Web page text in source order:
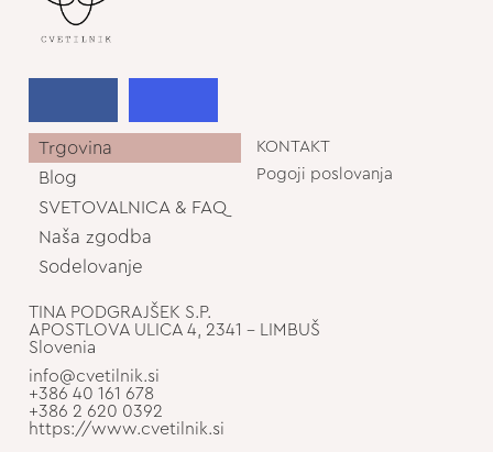
Trgovina
Blog
SVETOVALNICA & FAQ
Naša zgodba
Sodelovanje
KONTAKT
Pogoji poslovanja
TINA PODGRAJŠEK S.P.
APOSTLOVA ULICA 4, 2341 - LIMBUŠ
Slovenia
info@cvetilnik.si
+386 40 161 678
+386 2 620 0392
https://www.cvetilnik.si